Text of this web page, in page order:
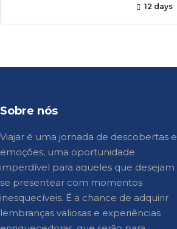
12 days
Sobre nós
Viajar é uma jornada de descobertas e
emoções, uma oportunidade
imperdível para aqueles que desejam
se presentear com momentos
inesquecíveis. É a chance de adquirir
lembranças valiosas e experiências